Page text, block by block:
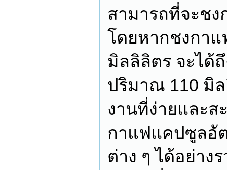
สามารถที่จะช
โดยหากชงกาแ
มิลลิลิตร จะได้
ปริมาณ 110 มิล
งานที่ง่ายและส
กาแฟแคปซูลอั
ต่าง ๆ ได้อย่าง